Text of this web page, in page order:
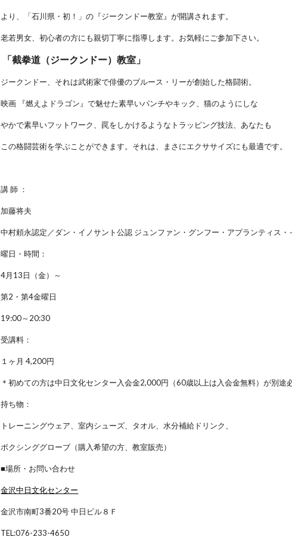
より、「石川県・初！」の『ジークンドー教室』が開講されます。
老若男女、初心者の方にも親切丁寧に指導します。お気軽にご参加下さい。
「截拳道（ジークンドー）教室」
ジークンドー、それは武術家で俳優のブルース・リーが創始した格闘術。
映画 『燃えよドラゴン』で魅せた素早いパンチやキック、猫のようにしな
やかで素早いフットワーク、罠をしかけるようなトラッピング技法、あなたも
この格闘芸術を学ぶことができます。それは、まさにエクササイズにも最適です。
講 師 ：
加藤将夫
中村頼永認定／ダン・イノサント公認 ジュンファン・グンフー・アプランティス・
曜日・時間：
4月13日（金）～
第2・第4金曜日
19:00～20:30
受講料：
１ヶ月 4,200円
＊初めての方は中日文化センター入会金2,000円（60歳以上は入会金無料）が別途
持ち物：
トレーニングウェア、室内シューズ、タオル、水分補給ドリンク、
ボクシンググローブ（購入希望の方、教室販売）
■場所・お問い合わせ
金沢中日文化センター
金沢市南町3番20号 中日ビル８Ｆ
TEL:076-233-4650